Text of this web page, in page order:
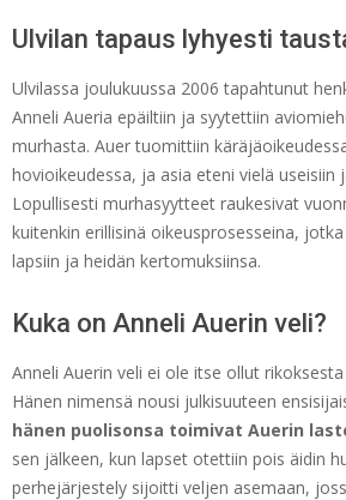
Ulvilan tapaus lyhyesti
Ulvilassa joulukuussa 2006 tapahtunut
Anneli Aueria epäiltiin ja syytettiin
murhasta. Auer tuomittiin
hovioikeudessa, ja asia eteni vielä useisiin
Lopullisesti murhasyytteet raukesivat
kuitenkin erillisinä oikeusprosesseina,
lapsiin ja heidän kertomuksiinsa.
Kuka on Anneli Auerin veli?
Anneli Auerin veli ei ole itse ollut
Hänen nimensä nousi julkisuuteen
hänen puolisonsa toimivat Auerin
sen jälkeen, kun lapset otettiin pois äidin
perhejärjestely sijoitti veljen asemaan,